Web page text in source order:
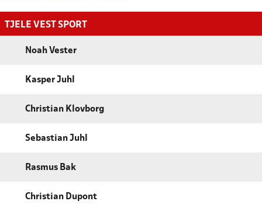
TJELE VEST SPORT
Noah Vester
Kasper Juhl
Christian Klovborg
Sebastian Juhl
Rasmus Bak
Christian Dupont